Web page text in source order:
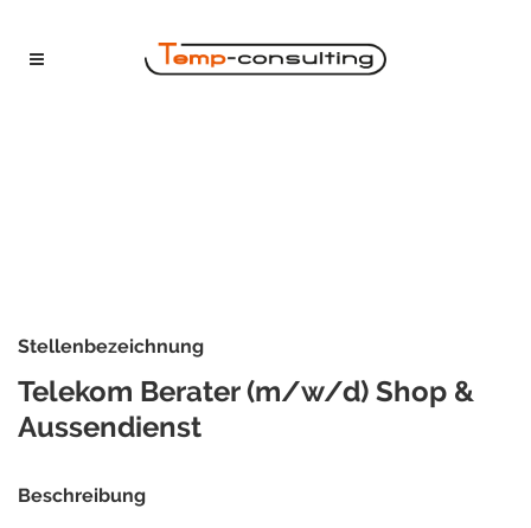
Stellenbezeichnung
Telekom Berater (m/w/d) Shop &
Aussendienst
Beschreibung